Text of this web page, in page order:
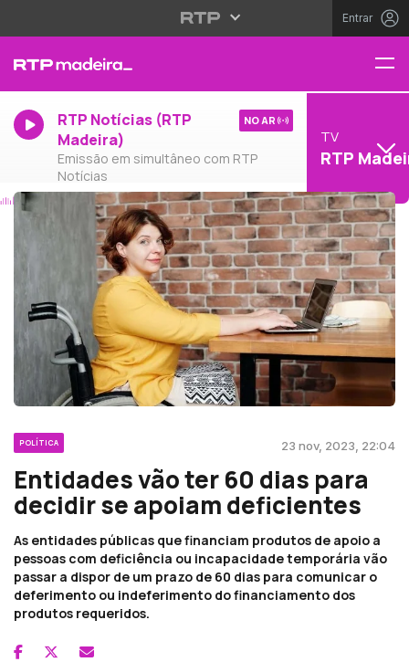
Entrar
RTP Notícias (RTP
Madeira)
Emissão em simultâneo com RTP
Notícias
NO AR
TV
RTP
POLÍTICA 23 nov, 2023, 22:04
Entidades vão ter 60 dias para
decidir se apoiam deficientes
As entidades públicas que financiam produtos de apoio a
pessoas com deficiência ou incapacidade temporária vão
passar a dispor de um prazo de 60 dias para comunicar o
deferimento ou indeferimento do financiamento dos
produtos requeridos.